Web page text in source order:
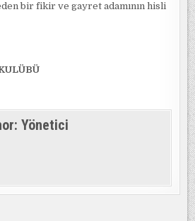
bir fikir ve gayret adamının hisli
Yönetici